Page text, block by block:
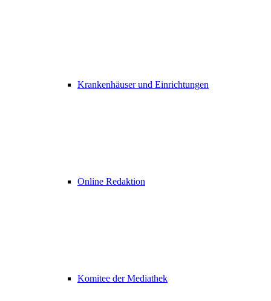
Krankenhäuser und Einrichtungen
Online Redaktion
Komitee der Mediathek